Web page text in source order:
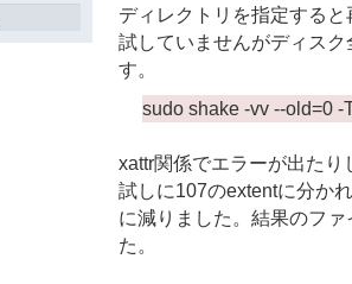
ディレクトリを指定する
試していませんがディス
す。
sudo shake -vv --old=0 -
xattr関係でエラーが出た
試しに107のextentに分か
に減りました。結果のフ
た。